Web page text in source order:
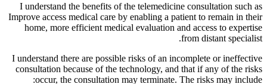
I understand the benefits of the telemedicine consultation such as
Improve access medical care by enabling a patient to remain in their
home, more efficient medical evaluation and access to expertise
from distant specialist.
I understand there are possible risks of an incomplete or ineffective
consultation because of the technology, and that if any of the risks
occur, the consultation may terminate. The risks may include: